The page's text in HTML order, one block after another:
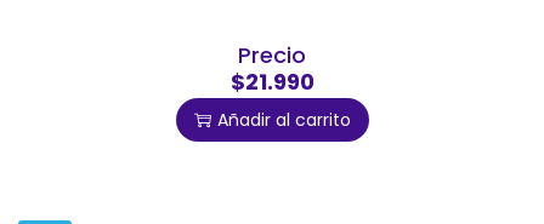
Precio
$21.990
Añadir al carrito